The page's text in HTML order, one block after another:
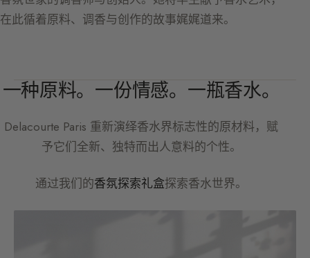
在此循着原料、调香与创作的故事娓娓道来。
一种原料。一份情感。一瓶香水。
Delacourte Paris 重新演绎香水界标志性的原材料，赋
予它们全新、独特而出人意料的个性。
通过我们的香氛探索礼盒探索香水世界。